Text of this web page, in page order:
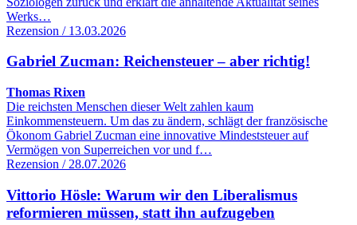
Werks…
Rezension / 13.03.2026
Gabriel Zucman: Reichensteuer – aber richtig!
Thomas Rixen
Die reichsten Menschen dieser Welt zahlen kaum
Einkommensteuern. Um das zu ändern, schlägt der französische
Ökonom Gabriel Zucman eine innovative Mindeststeuer auf
Vermögen von Superreichen vor und f…
Rezension / 28.07.2026
Vittorio Hösle: Warum wir den Liberalismus
reformieren müssen, statt ihn aufzugeben